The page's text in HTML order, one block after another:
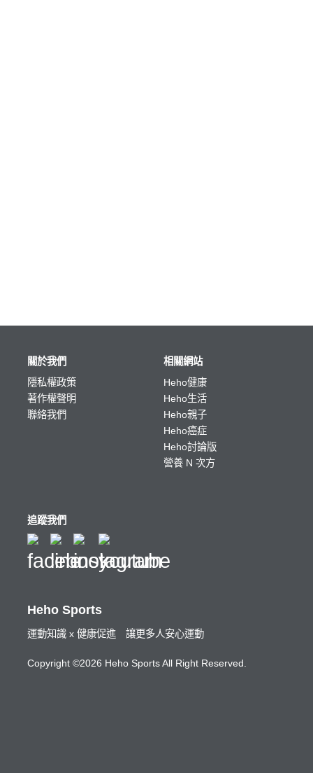
Heho Sports
運動知識 x 健康促進 讓更多人安心運動
Copyright ©2026 Heho Sports All Right Reserved.
關於我們
隱私權政策
著作權聲明
聯絡我們
相關網站
Heho健康
Heho生活
Heho親子
Heho癌症
Heho討論版
營養 N 次方
追蹤我們